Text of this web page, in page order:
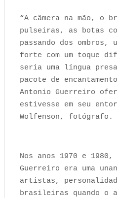
“A câmera na mão, o
pulseiras, as botas
passando dos ombros,
forte com um toque
seria uma língua
pacote de
Antonio Guerreiro
estivesse em seu
Wolfenson, fotógrafo.
Nos anos 1970 e
Guerreiro era uma
artistas,
brasileiras quando o